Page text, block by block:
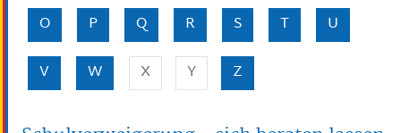
O
P Q R S T
U
V
W X Y Z